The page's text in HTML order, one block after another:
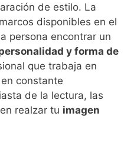
de estilo. La
disponibles en el
persona encontrar un
y forma de
que trabaja en
constante
de la lectura, las
realzar tu imagen